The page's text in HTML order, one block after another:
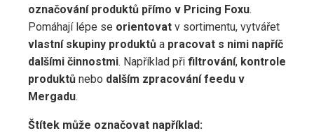
označování produktů přímo v Pricing Foxu.
Pomáhají lépe se orientovat v sortimentu, vytvářet
vlastní skupiny produktů a pracovat s nimi napříč
dalšími činnostmi. Například při filtrování, kontrole
produktů nebo dalším zpracování feedu v
Mergadu.
Štítek může označovat například: